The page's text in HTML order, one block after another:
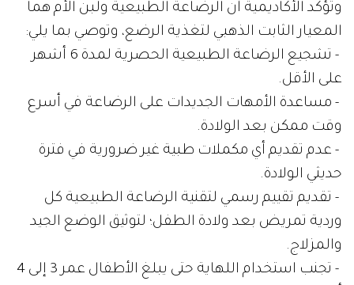
وتؤكد الأكاديمية أن الرضاعة الطبيعية ولبن الأم هما
المعيار الثابت الذهبي لتغذية الرضع، وتوصي بما يلي:
- تشجيع الرضاعة الطبيعية الحصرية لمدة 6 أشهر
على الأقل.
- مساعدة الأمهات الجديدات على الرضاعة في أسرع
وقت ممكن بعد الولادة.
- عدم تقديم أي مكملات طبية غير ضرورية في فترة
حديثي الولادة.
- تقديم تقييم رسمي لتقنية الرضاعة الطبيعية كل
وردية تمريض بعد ولادة الطفل؛ لتوثيق الوضع الجيد
والمزلاج.
- تجنب استخدام اللهاية حتى يبلغ الأطفال عمر 3 إلى 4